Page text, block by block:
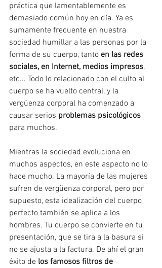
práctica que lamentablemente es
demasiado común hoy en día. Ya es
sumamente frecuente en nuestra
sociedad humillar a las personas por la
forma de su cuerpo, tanto en las redes
sociales, en Internet, medios impresos,
etc... Todo lo relacionado con el culto al
cuerpo se ha vuelto central, y la
vergüenza corporal ha comenzado a
causar serios problemas psicológicos
para muchos.
Mientras la sociedad evoluciona en
muchos aspectos, en este aspecto no lo
hace mucho. La mayoría de las mujeres
sufren de vergüenza corporal, pero por
supuesto, esta idealización del cuerpo
perfecto también se aplica a los
hombres. Tu cuerpo se convierte en tu
presentación, que se tira a la basura si
no se ajusta a la factura. De ahí el gran
éxito de los famosos filtros de